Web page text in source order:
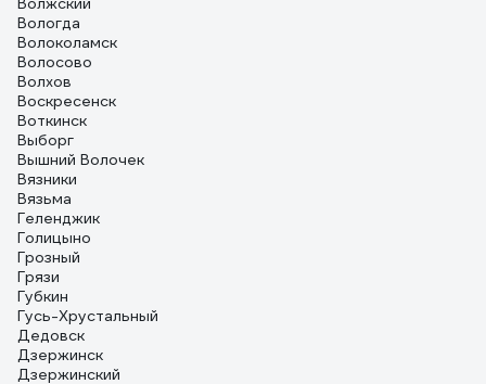
Вологда
Волоколамск
Волосово
Волхов
Воскресенск
Воткинск
Выборг
Вышний Волочек
Вязники
Вязьма
Геленджик
Голицыно
Грозный
Грязи
Губкин
Гусь-Хрустальный
Дедовск
Дзержинск
Дзержинский